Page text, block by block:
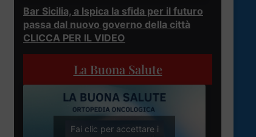
Bar Sicilia, a Ispica la sfida per il futuro
passa dal nuovo governo della città
CLICCA PER IL VIDEO
La Buona Salute
Fai clic per accettare i